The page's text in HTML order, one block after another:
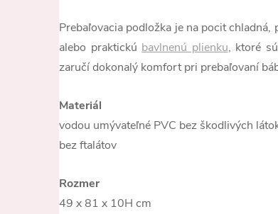
Prebaľovacia podložka je na pocit
alebo praktickú bavlnenú plienku, ktoré
zaručí dokonalý komfort pri prebaľovaní
Materiál
vodou umývateľné PVC bez škodlivých
bez ftalátov
Rozmer
49 x 81 x 10H cm